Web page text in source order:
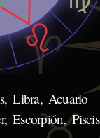
Libra, Acuario
Escorpión, Piscis